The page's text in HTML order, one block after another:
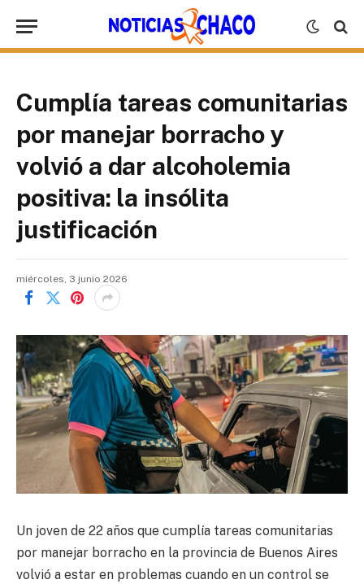
Cumplía tareas comunitarias
por manejar borracho y
volvió a dar alcoholemia
positiva: la insólita
justificación
miércoles, 3 junio 2026
Un joven de 22 años que cumplía tareas comunitarias
por manejar borracho en la provincia de Buenos Aires
volvió a estar en problemas cuando en un control se